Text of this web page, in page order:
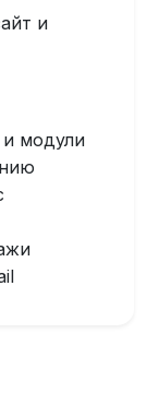
и
и модули